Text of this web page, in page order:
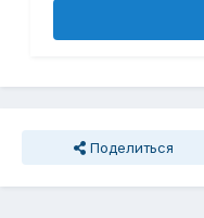
Поделиться